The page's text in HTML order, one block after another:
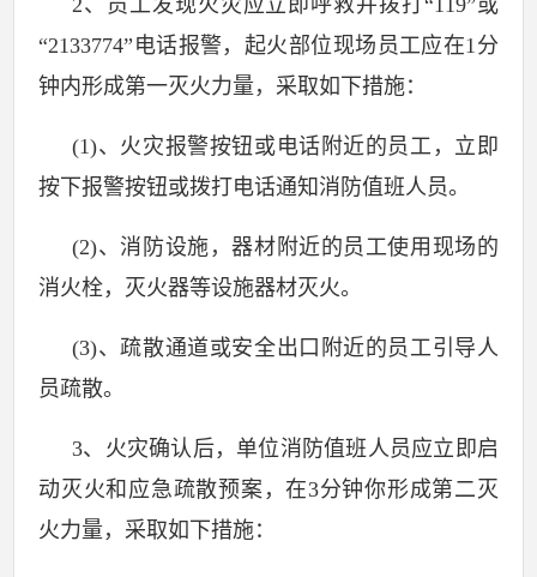
2、员工发现火灾应立即呼救并拨打“119”或
“2133774”电话报警，起火部位现场员工应在1分
钟内形成第一灭火力量，采取如下措施：
(1)、火灾报警按钮或电话附近的员工，立即
按下报警按钮或拨打电话通知消防值班人员。
(2)、消防设施，器材附近的员工使用现场的
消火栓，灭火器等设施器材灭火。
(3)、疏散通道或安全出口附近的员工引导人
员疏散。
3、火灾确认后，单位消防值班人员应立即启
动灭火和应急疏散预案，在3分钟你形成第二灭
火力量，采取如下措施：